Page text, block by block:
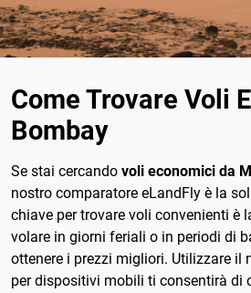
Come Trovare Voli
Bombay
Se stai cercando voli economici da
nostro comparatore eLandFly è la
chiave per trovare voli convenienti è
volare in giorni feriali o in periodi di
ottenere i prezzi migliori. Utilizzare il
per dispositivi mobili ti consentirà di